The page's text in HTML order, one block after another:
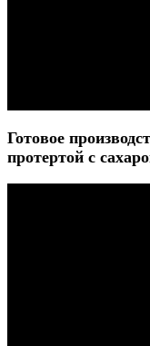
Готовое
протертой с